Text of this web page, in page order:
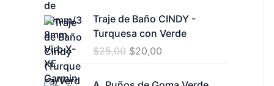
Traje de Baño CINDY -
Turquesa con Verde
$25,00 E
l
$20,00
l